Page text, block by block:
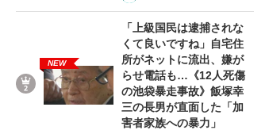
NEW
「上級国民は逮捕されな
くて良いですね」自宅住
所がネットに流出、嫌が
らせ電話も…《12人死傷
の池袋暴走事故》飯塚幸
三の長男が直面した「加
害者家族への暴力」